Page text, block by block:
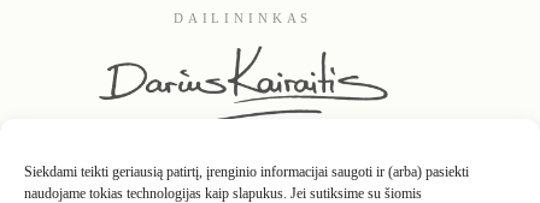
Siekdami teikti geriausią patirtį, įrenginio informacijai saugoti ir (arba) pasiekti
naudojame tokias technologijas kaip slapukus. Jei sutiksime su šiomis
DAILININKAS